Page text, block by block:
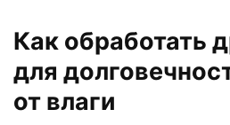
Как обработать
для
от влаги